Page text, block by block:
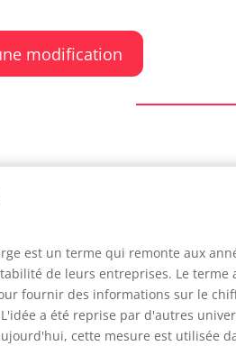
modification
est un terme qui remonte aux
de leurs entreprises. Le
fournir des informations sur le
a été reprise par d'autres
cette mesure est utilisée